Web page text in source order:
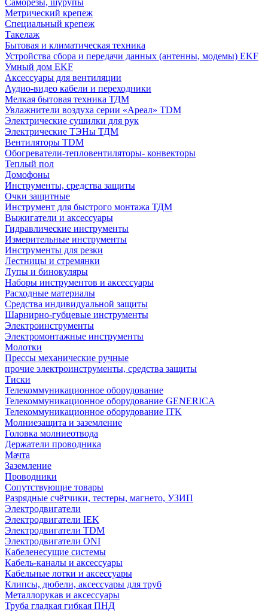
Саморезы, шурупы
Метрический крепеж
Специальный крепеж
Такелаж
Бытовая и климатическая техника
Устройства сбора и передачи данных (антенны, модемы) EKF
Умный дом EKF
Аксессуары для вентиляции
Аудио-видео кабели и переходники
Мелкая бытовая техника ТДМ
Увлажнители воздуха серии «Ареал» TDM
Электрические сушилки для рук
Электрические ТЭНы ТДМ
Вентиляторы TDM
Обогреватели-тепловентиляторы- конвекторы
Теплый пол
Домофоны
Инструменты, средства защиты
Очки защитные
Инструмент для быстрого монтажа ТДМ
Выжигатели и аксессуары
Гидравлические инструменты
Измерительные инструменты
Инструменты для резки
Лестницы и стремянки
Лупы и бинокуляры
Наборы инструментов и аксессуары
Расходные материалы
Средства индивидуальной защиты
Шарнирно-губцевые инструменты
Электроинструменты
Электромонтажные инструменты
Молотки
Прессы механические ручные
прочие электроинструменты, средства защиты
Тиски
Телекоммуникационное оборудование
Телекоммуникационное оборудование GENERICA
Телекоммуникационное оборудование ITK
Молниезащита и заземление
Головка молниеотвода
Держатели проводника
Мачта
Заземление
Проводники
Сопутствующие товары
Разрядные счётчики, тестеры, магнето, УЗИП
Электродвигатели
Электродвигатели IEK
Электродвигатели TDM
Электродвигатели ONI
Кабеленесущие системы
Кабель-каналы и аксессуары
Кабельные лотки и аксессуары
Клипсы, дюбели, аксессуары для труб
Металлорукав и аксессуары
Труба гладкая гибкая ПНД